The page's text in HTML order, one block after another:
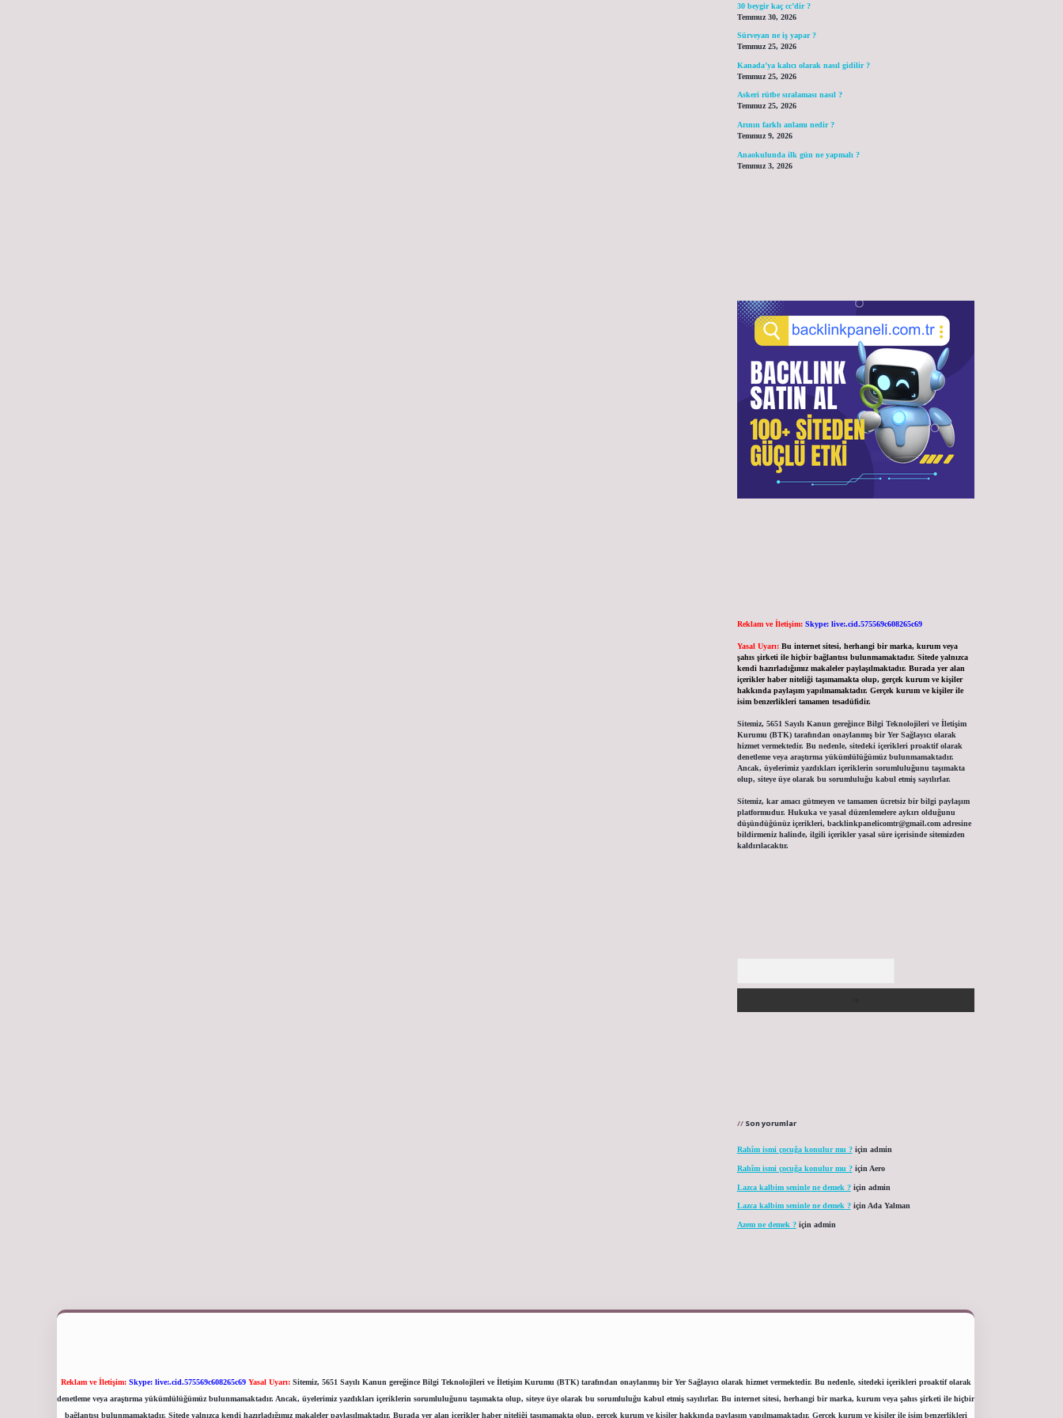
30 beygir kaç cc’dir ?
Temmuz 30, 2026
Sürveyan ne iş yapar ?
Temmuz 25, 2026
Kanada’ya kalıcı olarak nasıl gidilir ?
Temmuz 25, 2026
Askeri rütbe sıralaması nasıl ?
Temmuz 25, 2026
Arının farklı anlamı nedir ?
Temmuz 9, 2026
Anaokulunda ilk gün ne yapmalı ?
Temmuz 3, 2026
Reklam ve İletişim: Skype: live:.cid.575569c608265c69
Yasal Uyarı: Bu internet sitesi, herhangi bir marka, kurum veya
şahıs şirketi ile hiçbir bağlantısı bulunmamaktadır. Sitede yalnızca
kendi hazırladığımız makaleler paylaşılmaktadır. Burada yer alan
içerikler haber niteliği taşımamakta olup, gerçek kurum ve kişiler
hakkında paylaşım yapılmamaktadır. Gerçek kurum ve kişiler ile
isim benzerlikleri tamamen tesadüfidir.
Sitemiz, 5651 Sayılı Kanun gereğince Bilgi Teknolojileri ve İletişim
Kurumu (BTK) tarafından onaylanmış bir Yer Sağlayıcı olarak
hizmet vermektedir. Bu nedenle, sitedeki içerikleri proaktif olarak
denetleme veya araştırma yükümlülüğümüz bulunmamaktadır.
Ancak, üyelerimiz yazdıkları içeriklerin sorumluluğunu taşımakta
olup, siteye üye olarak bu sorumluluğu kabul etmiş sayılırlar.
Sitemiz, kar amacı gütmeyen ve tamamen ücretsiz bir bilgi paylaşım
platformudur. Hukuka ve yasal düzenlemelere aykırı olduğunu
düşündüğünüz içerikleri, backlinkpanelicomtr@gmail.comadresine
bildirmeniz halinde, ilgili içerikler yasal süre içerisinde sitemizden
kaldırılacaktır.
Son yorumlar
Rahîm ismi çocuğa konulur mu ?için admin
Rahîm ismi çocuğa konulur mu ?için Aero
Lazca kalbim seninle ne demek ?için admin
Lazca kalbim seninle ne demek ?için Ada Yalman
Azem ne demek ?için admin
Reklam ve İletişim: Skype: live:.cid.575569c608265c69 Yasal Uyarı:Sitemiz, 5651 Sayılı Kanun gereğince Bilgi Teknolojileri ve İletişim Kurumu (BTK) tarafından onaylanmış bir Yer Sağlayıcı olarak hizmet vermektedir. Bu nedenle, sitedeki içerikleri proaktif olarak
denetleme veya araştırma yükümlülüğümüz bulunmamaktadır. Ancak, üyelerimiz yazdıkları içeriklerin sorumluluğunu taşımakta olup, siteye üye olarak bu sorumluluğu kabul etmiş sayılırlar. Bu internet sitesi, herhangi bir marka, kurum veya şahıs şirketi ile hiçbir
bağlantısı bulunmamaktadır. Sitede yalnızca kendi hazırladığımız makaleler paylaşılmaktadır. Burada yer alan içerikler haber niteliği taşımamakta olup, gerçek kurum ve kişiler hakkında paylaşım yapılmamaktadır. Gerçek kurum ve kişiler ile isim benzerlikleri